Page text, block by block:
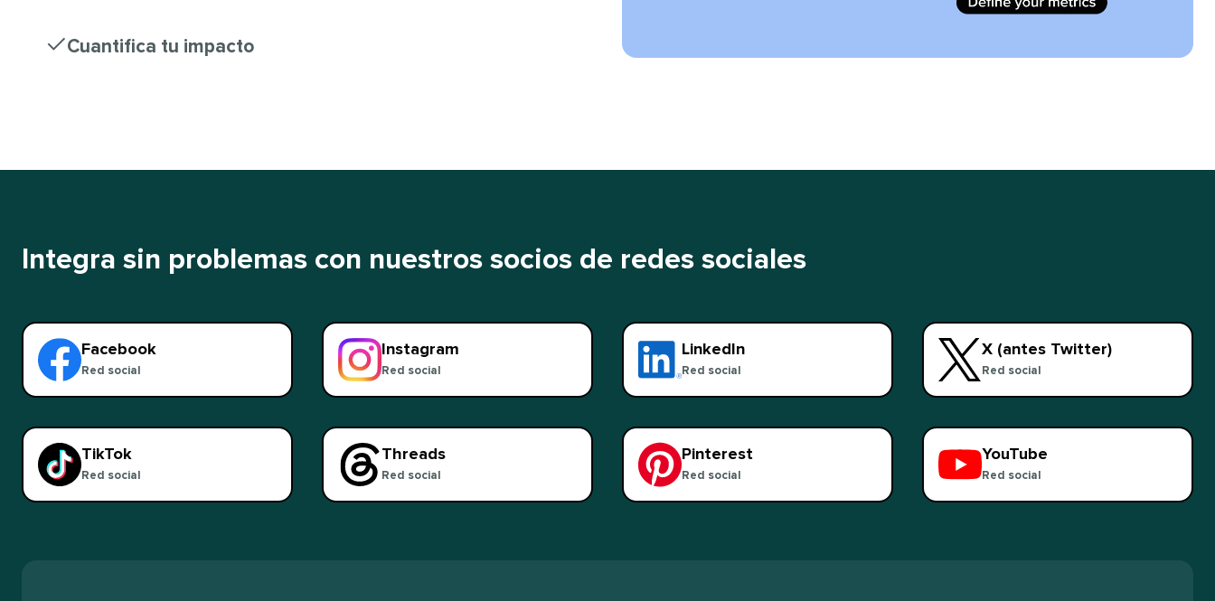
Cuantifica tu impacto​​
Integra sin problemas con nuestros socios de redes sociales​​
Facebook​​
Red social​​
Instagram​​
Red social​​
LinkedIn​​
Red social​​
X (antes Twitter)​​
Red social​​
TikTok​​
Red social​​
Threads​​
Red social​​
Pinterest​​
Red social​​
YouTube​​
Red social​​